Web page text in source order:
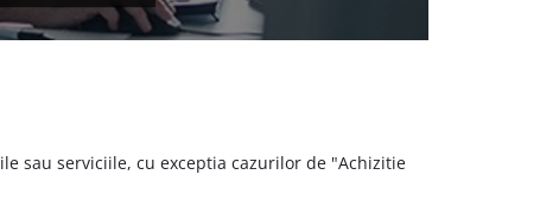
sau serviciile, cu exceptia cazurilor de "Achizitie